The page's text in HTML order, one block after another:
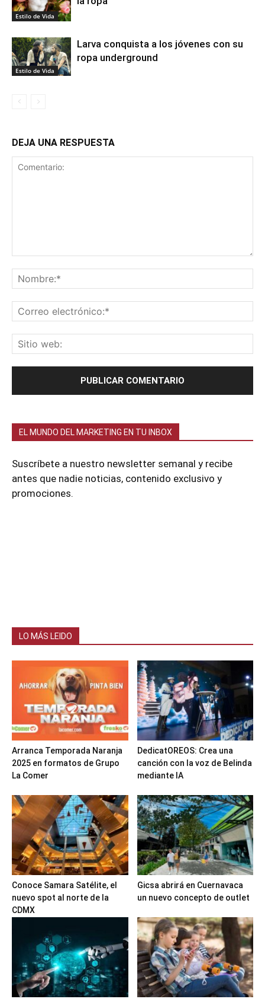
Estilo de Vida
Estilo de Vida
Larva conquista a los jóvenes con su
ropa underground
DEJA UNA RESPUESTA
EL MUNDO DEL MARKETING EN TU INBOX
Suscríbete a nuestro newsletter semanal y recibe
antes que nadie noticias, contenido exclusivo y
promociones.
LO MÁS LEIDO
Arranca Temporada Naranja
2025 en formatos de Grupo
La Comer
DedicatOREOS: Crea una
canción con la voz de Belinda
mediante IA
Conoce Samara Satélite, el
nuevo spot al norte de la
CDMX
Gicsa abrirá en Cuernavaca
un nuevo concepto de outlet